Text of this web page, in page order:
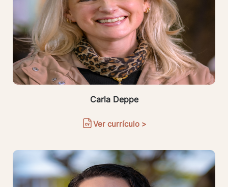
Carla Deppe
Ver currículo >